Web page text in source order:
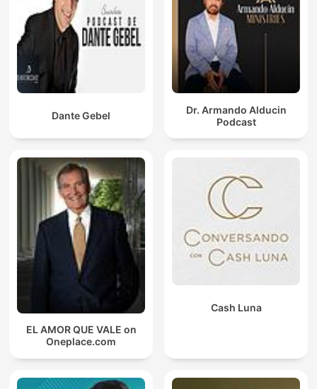
Dante Gebel
Dr. Armando Alducin
Podcast
EL AMOR QUE VALE on
Oneplace.com
Cash Luna